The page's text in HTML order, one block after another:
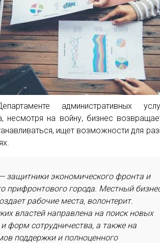
административных
несмотря на войну, бизнес
ищет возможности для
защитники экономического фронта и
прифронтового города. Местный
рабочие места, волонтерит.
властей направлена на поиск новых
форм сотрудничества, а также на
поддержки и полноценного